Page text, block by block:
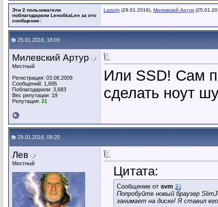
Эти 2 пользователи
поблагодарили Leno4kaLen за это
сообщение:
Lazuriy (29.01.2016), Милевский Артур
25.01.2016, 18:03
Милевский Артур
Местный
Регистрация: 03.08.2009
Сообщений: 1,695
Поблагодарили: 3,683
Вес репутации: 19
Репутация: 21
Или SSD! Сам
сделать ноут
29.01.2016, 09:20
Лев
Местный
Цитата:
Сообщение от svm
Попробуйте новый браузер
занимает на диске! Я ставил